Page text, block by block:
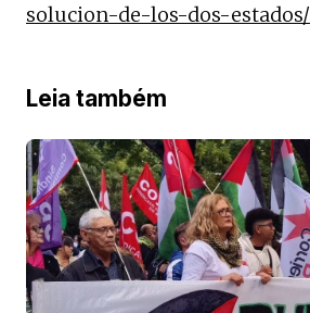
solucion-de-los-dos-estados/
Leia também